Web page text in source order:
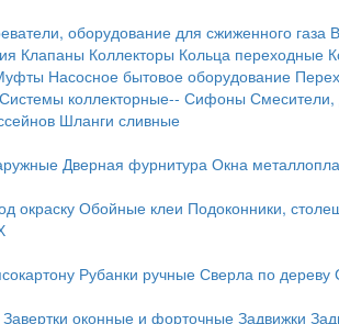
оборудование для сжиженного газа
Клапаны Коллекторы Кольца переходные
Насосное бытовое оборудование
Системы коллекторные-- Сифоны
Шланги сливные
Дверная фурнитура Окна
окраску Обойные клеи Подоконники,
Рубанки ручные Сверла по дереву
Завертки оконные и форточные Задвижки